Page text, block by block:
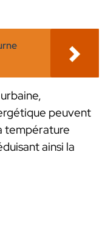
peuvent
température
ainsi la